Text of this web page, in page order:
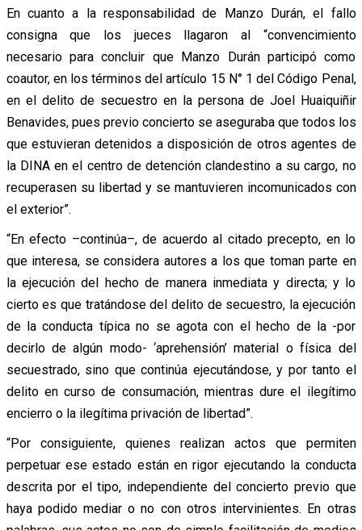
En cuanto a la responsabilidad de Manzo Durán, el fallo
consigna que los jueces llagaron al “convencimiento
necesario para concluir que Manzo Durán participó como
coautor, en los términos del artículo 15 N° 1 del Código Penal,
en el delito de secuestro en la persona de Joel Huaiquiñir
Benavides, pues previo concierto se aseguraba que todos los
que estuvieran detenidos a disposición de otros agentes de
la DINA en el centro de detención clandestino a su cargo, no
recuperasen su libertad y se mantuvieren incomunicados con
el exterior”.
“En efecto –continúa–, de acuerdo al citado precepto, en lo
que interesa, se considera autores a los que toman parte en
la ejecución del hecho de manera inmediata y directa; y lo
cierto es que tratándose del delito de secuestro, la ejecución
de la conducta típica no se agota con el hecho de la -por
decirlo de algún modo- ‘aprehensión’ material o física del
secuestrado, sino que continúa ejecutándose, y por tanto el
delito en curso de consumación, mientras dure el ilegítimo
encierro o la ilegítima privación de libertad”.
“Por consiguiente, quienes realizan actos que permiten
perpetuar ese estado están en rigor ejecutando la conducta
descrita por el tipo, independiente del concierto previo que
haya podido mediar o no con otros intervinientes. En otras